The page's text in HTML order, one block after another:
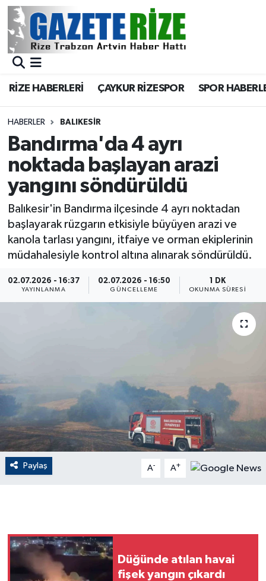
RİZE HABERLERİ ÇAYKUR RİZESPOR SPOR
HABERLER BALIKESIR
Bandırma'da 4 ayrı
noktada başlayan arazi
yangını söndürüldü
Balıkesir'in Bandırma ilçesinde 4 ayrı noktadan
başlayarak rüzgarın etkisiyle büyüyen arazi ve
kanola tarlası yangını, itfaiye ve orman ekiplerinin
müdahalesiyle kontrol altına alınarak söndürüldü.
02.07.2026 - 16:37
YAYINLANMA
02.07.2026 - 16:50
GÜNCELLEME
1 DK
OKUNMA SÜRESI
Paylaş A- A+
Düğünde atılan havai
fişek yangın çıkardı
BÖLGEMİZ
Asayiş
Rize Jandarma Komutanlığı
Bilim Teknoloji
Bölge
Advertising news
Canlı Maç
ÇEVRE
EKONOMİ
English News
Finans
GENEL
Merkez Nöbetçi Eczaneler
Merkez Trafik Yoğunluk Haritası
Süper Lig Puan Durumu ve Fikstür
Tüm Manşetler
Son Dakika Haberleri
Haber Arşivi